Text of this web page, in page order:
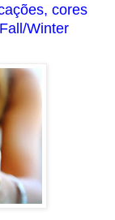
cores
Winter